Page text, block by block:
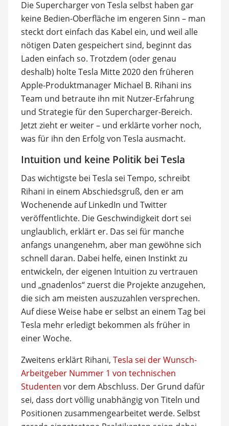
Die Supercharger von Tesla selbst haben gar
keine Bedien-Oberfläche im engeren Sinn – man
steckt dort einfach das Kabel ein, und weil alle
nötigen Daten gespeichert sind, beginnt das
Laden einfach so. Trotzdem (oder genau
deshalb) holte Tesla Mitte 2020 den früheren
Apple-Produktmanager Michael B. Rihani ins
Team und betraute ihn mit Nutzer-Erfahrung
und Strategie für den Supercharger-Bereich.
Jetzt zieht er weiter – und erklärte vorher noch,
was für ihn den Erfolg von Tesla ausmacht.
Intuition und keine Politik bei Tesla
Das wichtigste bei Tesla sei Tempo, schreibt
Rihani in einem Abschiedsgruß, den er am
Wochenende auf LinkedIn und Twitter
veröffentlichte. Die Geschwindigkeit dort sei
unglaublich, erklärt er. Das sei für manche
anfangs unangenehm, aber man gewöhne sich
schnell daran. Dabei helfe, einen Instinkt zu
entwickeln, der eigenen Intuition zu vertrauen
und „gnadenlos“ zuerst die Projekte anzugehen,
die sich am meisten auszuzahlen versprechen.
Auf diese Weise habe er selbst an einem Tag bei
Tesla mehr erledigt bekommen als früher in
einer Woche.
Zweitens erklärt Rihani, Tesla sei der Wunsch-
Arbeitgeber Nummer 1 von technischen
Studenten vor dem Abschluss. Der Grund dafür
sei, dass dort völlig unabhängig von Titeln und
Positionen zusammengearbeitet werde. Selbst